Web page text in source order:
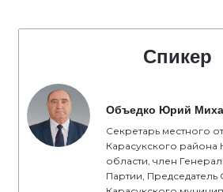
Спикер
Объедко Юрий
Секретарь местного
Карасукского
области, член
Партии, Председатель